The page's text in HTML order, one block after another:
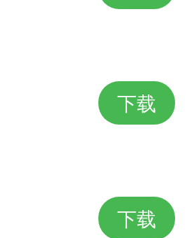
下载
下载